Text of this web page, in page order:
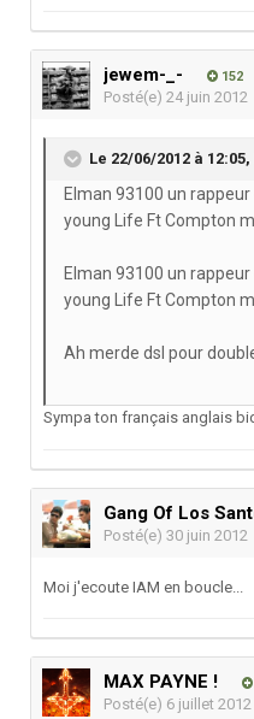
jewem-_- 152
Posté(e) 24 juin 2012
Le 22/06/2012 à
Elman 93100 un
young Life Ft Compton
Elman 93100 un
young Life Ft Compton
Ah merde dsl pour
Sympa ton français anglais
Gang Of Los
Posté(e) 30 juin 2012
Moi j'ecoute IAM en boucle...
MAX PAYNE !
Posté(e) 6 juillet 2012